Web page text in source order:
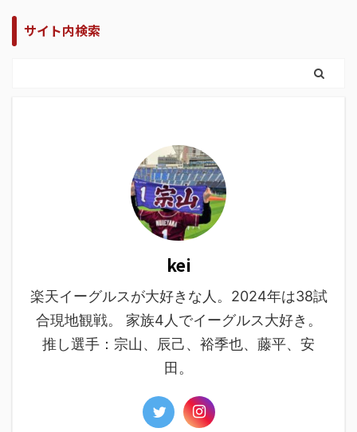
サイト内検索
kei
楽天イーグルスが大好きな人。2024年は38試
合現地観戦。 家族4人でイーグルス大好き。
推し選手：宗山、辰己、裕季也、藤平、安
田。